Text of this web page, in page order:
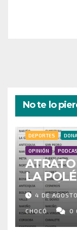
No te lo
DEPORTES
OPINIÓN
LA
CENSO
4 DE
CHOCÓ 0